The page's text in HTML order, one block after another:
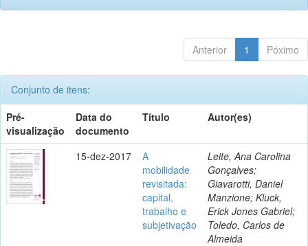
Anterior 1 Póximo
Conjunto de itens:
Pré-
visualização
Data do
documento
Título Autor(es)
15-dez-2017
A
mobilidade
revisitada:
capital,
trabalho e
subjetivação
Leite, Ana Carolina
Gonçalves;
Giavarotti, Daniel
Manzione; Kluck,
Erick Jones Gabriel;
Toledo, Carlos de
Almeida